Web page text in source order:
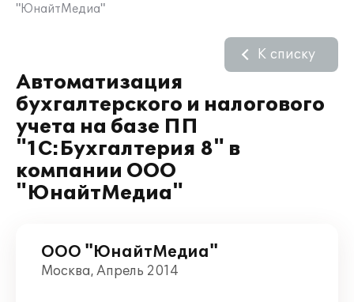
"ЮнайтМедиа"
Автоматизация
бухгалтерского и налогового
учета на базе ПП
"1С:Бухгалтерия 8" в
компании ООО
"ЮнайтМедиа"
К списку
ООО "ЮнайтМедиа"
Москва, Апрель 2014